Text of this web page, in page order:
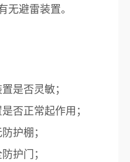
无避雷装置。
是否灵敏；
否正常起作用；
护棚；
护门；